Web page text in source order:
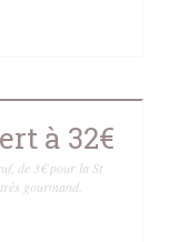
à 32€
de 3€ pour la St
gourmand.